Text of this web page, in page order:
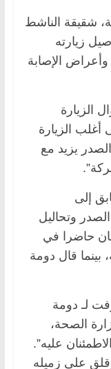
شقيقة الناشط
زيارته
الإصابة
الزيارة
أغلب الزيارة
يزيد مع
إلى
وتحاليل
حاضرا في
بينما قال دومة
لـ دومة
الصحة،
عليه”.
على زميله